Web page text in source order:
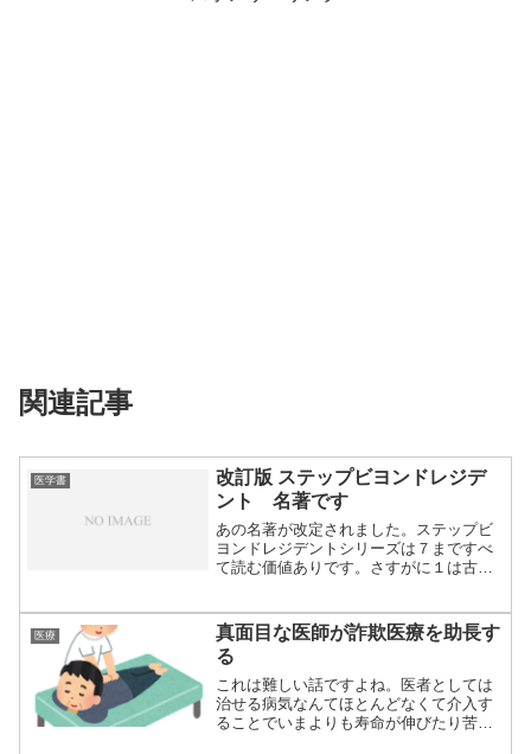
関連記事
医学書
改訂版 ステップビヨンドレジデ
ント 名著です
あの名著が改定されました。ステップビ
ヨンドレジデントシリーズは７まですべ
て読む価値ありです。さすがに１は古く
医療
真面目な医師が詐欺医療を助長す
る
これは難しい話ですよね。医者としては
治せる病気なんてほとんどなくて介入す
ることでいまよりも寿命が伸びたり苦痛